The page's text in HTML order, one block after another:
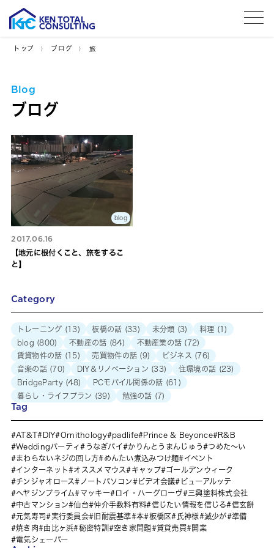
トップ ブログ 旅
Blog
ブログ
blog
2017.06.16
【地元に根付くこと、旅をするこ
と】
Category
トレーニング (13) 板橋の話 (33) 未分類 (3) 料理 (1)
blog (800) 不動産の話 (84) 不動産業の話 (72)
賃貸物件の話 (15) 売買物件の話 (9) ビジネス (76)
音楽の話(70) DIY＆リノベーション (33) 住環境の話 (23)
BridgeParty(48) PCモバイル関係の話 (61)
暮らし・ライフプラン (39) 勉強の話 (7)
Tag
AT&T DIY Ornithology padlife Prince & Beyonce
R&B
Weddingパーティ
うなぎパイ かりんとうまんじゅう
つめた～い
まわらないネジの回し方
めんたい煮込みつけ麺
イベント
インターネット
オススメマウス キャップ
ゴールデンウィーク
チンジャオロース
ノートパソコン ビデオ会議
ビューアルッテ
ヘヤジンプライム
マッキー ロイ・ハーグローヴ
三興塗料株式会社
中古マンション
仙台 仲介手数料有料 信じたい情報を信じる
信玄餅
元気寿司
実行委員会 旧耐震基準 本 板橋区 氏神様 減少が
準備
焼き肉
由比ヶ浜 秘密特訓 空き家問題 賃貸売買
開業
電気シェーバー